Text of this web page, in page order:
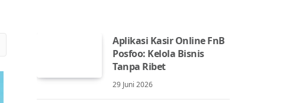
Aplikasi Kasir Online FnB
Posfoo: Kelola Bisnis
Tanpa Ribet
29 Juni 2026